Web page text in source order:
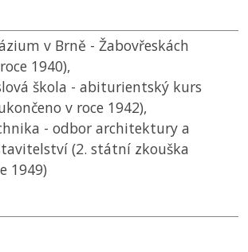
v Brně - Žabovřeskách
1940),
škola - abiturientský kurs
v roce 1942),
- odbor architektury a
(2. státní zkouška
1949)